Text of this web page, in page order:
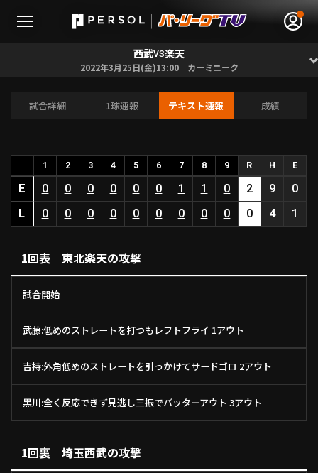
HOME
動画
順位表･成績
1軍公式戦
ファーム東地区
ファーム中地区
交流戦
選手名鑑
北海道日本ハムファイターズ
埼玉西武ライオンズ
福岡ソフトバンクホークス
ニュース
設定
西武VS楽天
2022年3月25日(金)13:00 カーミニーク
試合詳細 1球速報 テキスト速報 成績
1 2 3 4 5 6 7 8 9 R H E
E 0 0 0 0 0 0 1 1 0 2 9
0
L
0 0 0 0 0 0 0 0 0 0 4 1
1回表 東北楽天の攻撃
試合開始
武藤:低めのストレートを打つもレフトフライ 1アウト
吉持:外角低めのストレートを引っかけてサードゴロ 2アウト
黒川:全く反応できず見逃し三振でバッターアウト 3アウト
1回裏 埼玉西武の攻撃